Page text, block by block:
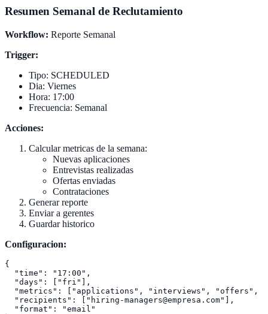
Resumen Semanal de Reclutamiento
Workflow: Reporte Semanal
Trigger:
Tipo: SCHEDULED
Dia: Viernes
Hora: 17:00
Frecuencia: Semanal
Acciones:
Calcular metricas de la semana:
Nuevas aplicaciones
Entrevistas realizadas
Ofertas enviadas
Contrataciones
Generar reporte
Enviar a gerentes
Guardar historico
Configuracion:
{
  "time": "17:00",
  "days": ["fri"],
"metrics": ["applications", "interviews", "offers",
  "recipients": ["hiring-managers@empresa.com"],
  "format": "email"